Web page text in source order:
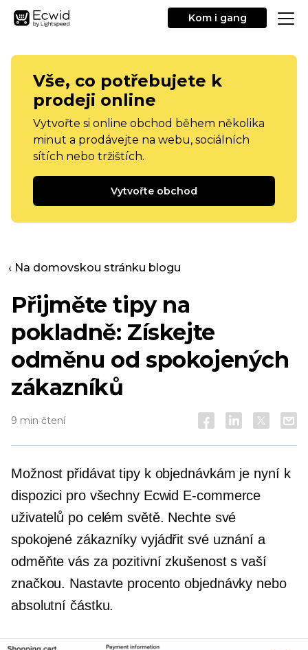
Kom i gang
Vše, co potřebujete k
prodeji online
Vytvořte si online obchod během několika
minut a prodávejte na webu, sociálních
sítích nebo tržištích.
Vytvořte obchod
‹ Na domovskou stránku blogu
Přijměte tipy na
pokladně: Získejte
odměnu od spokojených
zákazníků
9 min čtení
Možnost přidávat tipy k objednávkám je nyní k
dispozici pro všechny Ecwid E-commerce
uživatelů po celém světě. Nechte své
spokojené zákazníky vyjádřit své uznání a
odměňte vás za pozitivní zkušenost s vaší
značkou. Nastavte procento objednávky nebo
absolutní částku.